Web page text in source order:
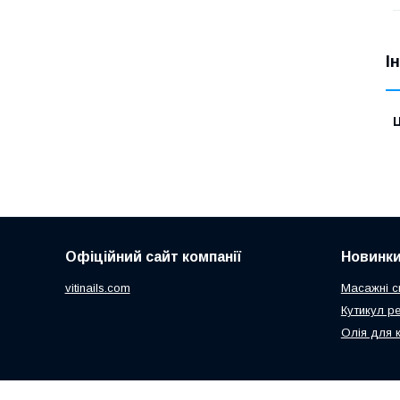
Офіційний сайт компанії
vitinails.com
Новинки
Масажні
Кутикул
Олія для